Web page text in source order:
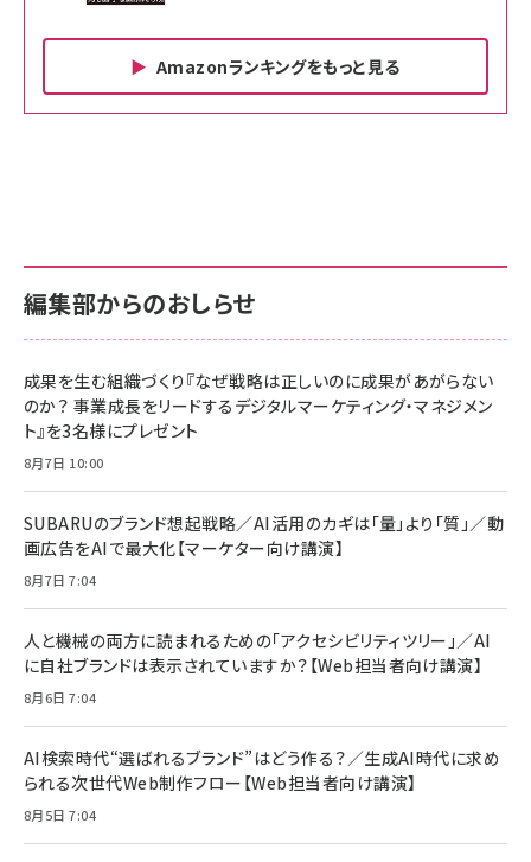
Amazonランキングをもっと見る
￥880
anan(アンアン)2026/06/24号 No.2500増刊
スペシャルエディション[王道エンタメの矜持／
￥1,100
anan(アンアン)2026/07/08号 No.2502[2026
￥880
ママ投資家が育休中に１億貯めた株式投資
組織の成果を最大化する ルールのデザイン
￥1,980
Amazonランキングをもっと見る
サポート正規品 メーカー保証5年 KLMEA128G
NIMASO ガラスフィルム iPhone 17 用 保護フィ
すい ガイド枠付き いPhone17 (6.3インチ) 対応
2枚セット DSP25F1698
￥1,599
￥6,980
全ワイヤレスイヤホン/アクティブノイズキャンセリ
技術基準適合】ブラック
￥5,990
ケーブル Anker絡まないケーブル 240W 結束バン
ド付き USB PD対応 シリコン素材採用 iPhone
17 / 16 / 15 / Galaxy iPad Pro MacBook
Pro/Air 各種対応 (1.8m ミッドナイトブラック)
￥1,890
サポート正規品 メーカー保証5年 KLMEA128G
Amazon eギフトカード - Amazonロゴ - クラ
￥5,000
Anker PowerLine III Flow USB-C & USB-C
Pro/Air 各種対応 (1.8m ミッドナイトブラック)
￥1,890
サッポロ 生ビール 黒ラベル 350ml 缶 24本 ビー
ル ケース買い【6/30応募〆切! 黒ラベルビヤセラー
￥4,857
編集部からのおしらせ
成果を生む組織づくり『なぜ戦略は正しいのに成果があがらない
のか？ 事業成長をリードするデジタルマーケティング・マネジメン
ト』を3名様にプレゼント
8月7日 10:00
SUBARUのブランド想起戦略／AI活用のカギは「量」より「質」／動
画広告をAIで最大化【マーケター向け講演】
8月7日 7:04
人と機械の両方に読まれるための「アクセシビリティツリー」／AI
に自社ブランドは表示されていますか？【Web担当者向け講演】
8月6日 7:04
AI検索時代“選ばれるブランド”はどう作る？／生成AI時代に求め
られる次世代Web制作フロー【Web担当者向け講演】
8月5日 7:04